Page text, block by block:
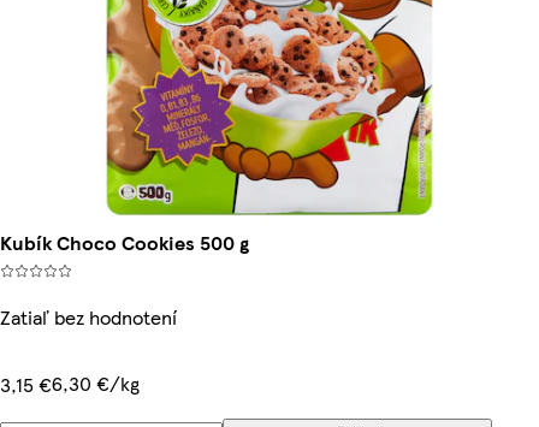
Kubík Choco Cookies 500 g
Zatiaľ bez hodnotení
3,15 €6,30 €/kg